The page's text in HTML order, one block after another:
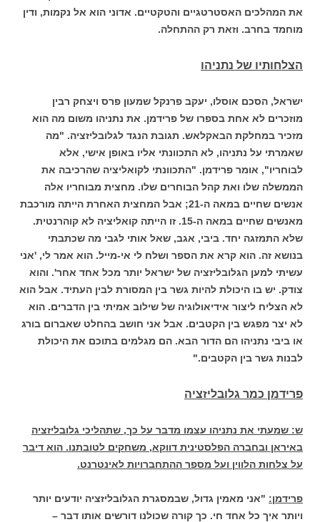
את המהלכים האסטרטגיים והטקטיים. אדוני הוא אל נקמות, ודין
מוחמד בחרב. וזאת רק ההתחלה.
הצלחותיו של נתניהו
ישראל, הסכם אוסלו, יעקב פרנקל שמעון פרס ויצחק רבין
מוזכרים לא אחת בספרו של פרידמן. את נתניהו משום מה הוא
מזכיר במחלקת הבאקלאש. תגובת הנגד לגלובליזציה. "מה
שאמרתי על נתניהו, לא התכוונתי אליו באופן אישי, אלא
לבוחריו", אומר פרידמן. "התכוונתי לקואליציה שהרכיבה את
הממשלה שלו ואת קהל הבוחרים שלו. מחצית מבוחריו אלה
אנשים שחיים במאה ה-21; אבל המחצית האחרת הייתה מורכבת
מאנשים שחיים במאה ה-15. זו הייתה קואליציה לא קוהרנטית.
שלא התמזגה יחד. ביבי, אגב, שאל אותי לגבי מה שכתבתי
בנושא זה. הוא קרא את הספר ושלח לי אי-מייל. הוא אמר לי, 'אני
עשיתי למען הגלובליזציה של ישראל יותר מכל אחד אחר'. והוא
צודק. יש בו היכולת להיות גשר בין המסורת לבין העתיד. אבל הוא
לא הצליח ליצור אידיאולוגיה של שילוב אמיתי בין הדברים. הוא
לא יצר מפגש בין הקטבים. אבל אני חושב בהחלט שאברום בורג
או ביבי נתניהו הם הדור הבא. הם מגלמים בתוכם את היכולת
לבנות גשר בין הקטבים."
פרידמן כמר גלובליזציה
ש: שמעתי את נתניהו עצמו מדבר על כך, שתהליכי גלובליזציה
באיראן ובחברה הפלסטינית דווקא, משחקים לטובתנו. הוא דיבר
על צלחות הלווין ועל מספר ההתחברויות לאינטרנט.
פרידמן: "אני מאמין גדול, שבמסגרת הגלובליזציה יודעים יותר
ויותר איך כל אחד חי. כך קורה שכולנו דורשים אותו דבר –